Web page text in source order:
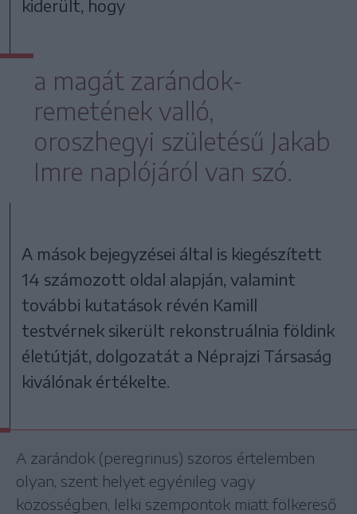
kiderült, hogy
a magát zarándok-
remetének valló,
oroszhegyi születésű Jakab
Imre naplójáról van szó.
A mások bejegyzései által is kiegészített
14 számozott oldal alapján, valamint
további kutatások révén Kamill
testvérnek sikerült rekonstruálnia földink
életútját, dolgozatát a Néprajzi Társaság
kiválónak értékelte.
A zarándok (peregrinus) szoros értelemben
olyan, szent helyet egyénileg vagy
közösségben, lelki szempontok miatt fölkereső